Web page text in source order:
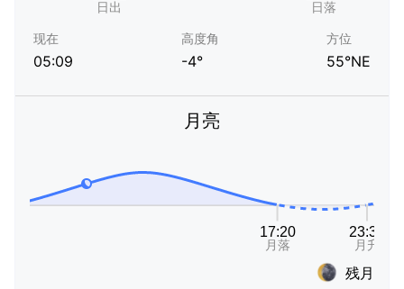
现在
05:09
高度角
-4°
方位
55°NE
月亮
残月